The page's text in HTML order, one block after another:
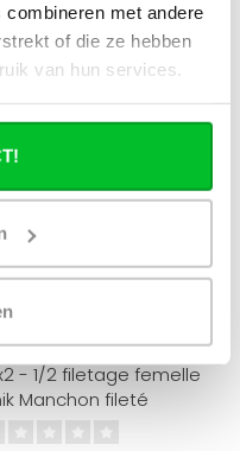
met andere
of die ze hebben
van hun services.
RÉDUCTION -40%
de transition droit
- 1/2 filetage femelle
Manchon fileté